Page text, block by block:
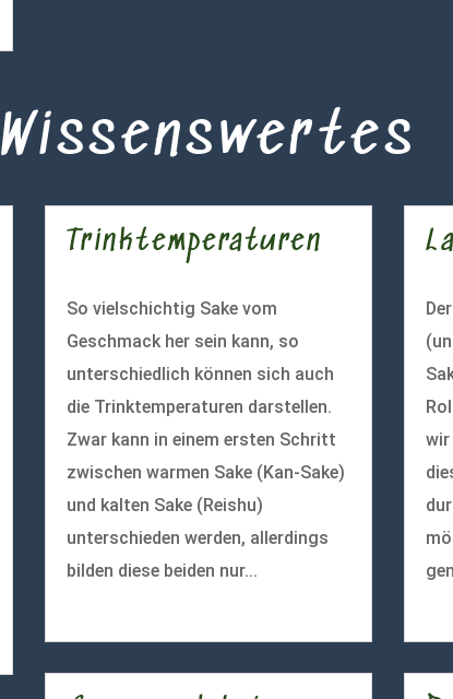
Wissenswertes
Trinktemperaturen
So vielschichtig Sake vom
Geschmack her sein kann, so
unterschiedlich können sich auch
die Trinktemperaturen darstellen.
Zwar kann in einem ersten Schritt
zwischen warmen Sake (Kan-Sake)
und kalten Sake (Reishu)
unterschieden werden, allerdings
bilden diese beiden nur...
wir